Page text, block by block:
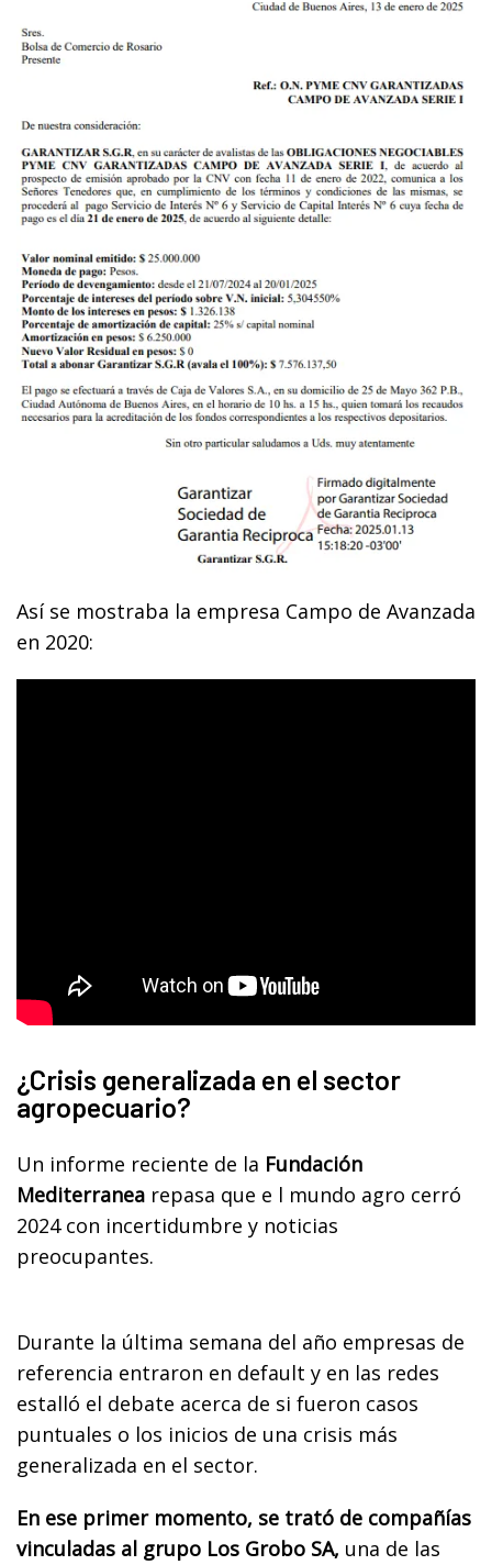
Así se mostraba la empresa Campo de Avanzada
en 2020:
¿Crisis generalizada en el sector
agropecuario?
Un informe reciente de la Fundación
Mediterranea repasa que e l mundo agro cerró
2024 con incertidumbre y noticias
preocupantes.
Durante la última semana del año empresas de
referencia entraron en default y en las redes
estalló el debate acerca de si fueron casos
puntuales o los inicios de una crisis más
generalizada en el sector.
En ese primer momento, se trató de compañías
vinculadas al grupo Los Grobo SA, una de las